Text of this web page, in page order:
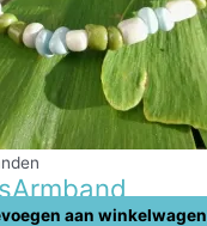
aan winkelwagen